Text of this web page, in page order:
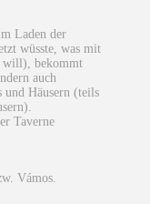
Laden der
wüsste, was mit
will), bekommt
auch
und Häusern (teils
Taverne
Vámos.